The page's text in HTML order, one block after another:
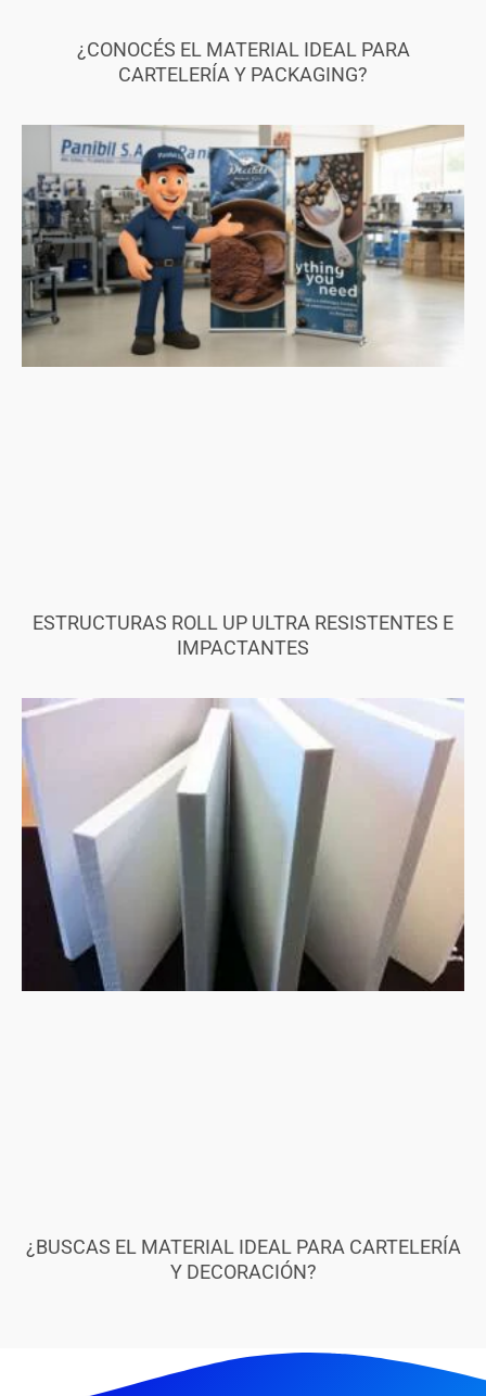
¿CONOCÉS EL MATERIAL IDEAL PARA
CARTELERÍA Y PACKAGING?
ESTRUCTURAS ROLL UP ULTRA RESISTENTES E
IMPACTANTES
¿BUSCAS EL MATERIAL IDEAL PARA CARTELERÍA
Y DECORACIÓN?